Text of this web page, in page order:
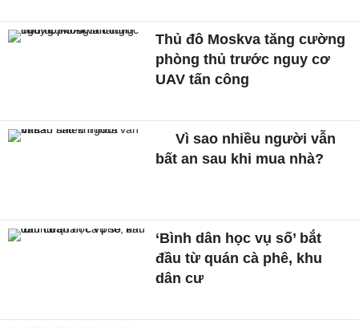
Thủ đô Moskva tăng cường
phòng thủ trước nguy cơ
UAV tấn công
Vì sao nhiều người vẫn
bất an sau khi mua nhà?
‘Bình dân học vụ số’ bắt
đầu từ quán cà phê, khu
dân cư